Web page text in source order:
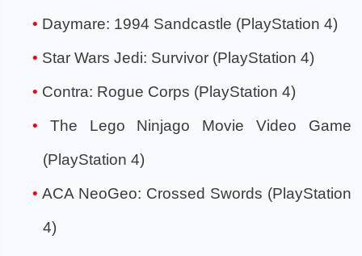
Daymare: 1994 Sandcastle (PlayStation 4)
Star Wars Jedi: Survivor (PlayStation 4)
Contra: Rogue Corps (PlayStation 4)
The Lego Ninjago Movie Video Game
(PlayStation 4)
ACA NeoGeo: Crossed Swords (PlayStation
4)